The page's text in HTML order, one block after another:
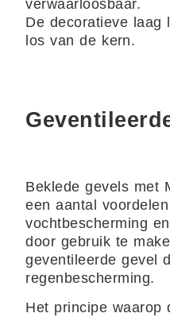
verwaarloosbaar.
De decoratieve
los van de kern.
Beklede gevels met
een aantal
vochtbescherming
door gebruik te
geventileerde gevel
regenbescherming.
Het principe waarop